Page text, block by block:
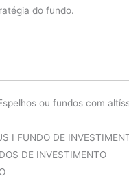
do fundo.
ou fundos com
I FUNDO DE
DE INVESTIMENTO